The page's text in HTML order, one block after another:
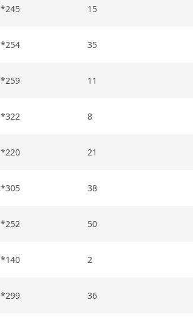
*245 15
*254 35
*259 11
*322 8
*220 21
*305 38
*252 50
*140 2
*299 36